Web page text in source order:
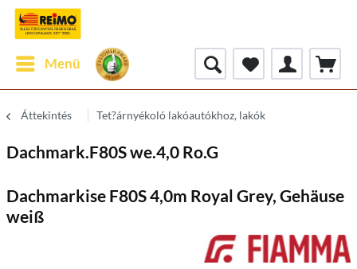
Menü
Áttekintés Tet?árnyékoló lakóautókhoz, lakók
Dachmark.F80S we.4,0 Ro.G
Dachmarkise F80S 4,0m Royal Grey, Gehäuse
weiß